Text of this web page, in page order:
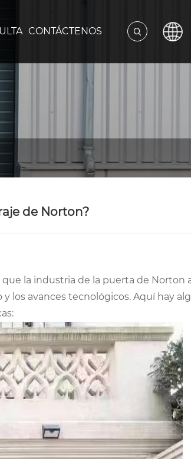
CONTÁCTENOS
de Norton?
que la industria de la puerta de Norton
los avances tecnológicos. Aquí hay